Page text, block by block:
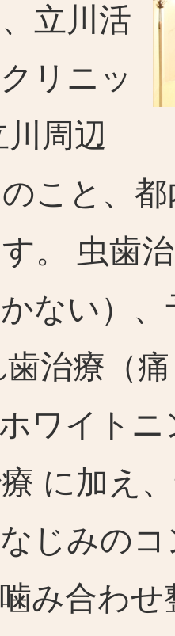
立川活
リニッ
周辺
こと、
。 虫歯
ない）
治療（
ワイト
に加え
なじみの
み合わ